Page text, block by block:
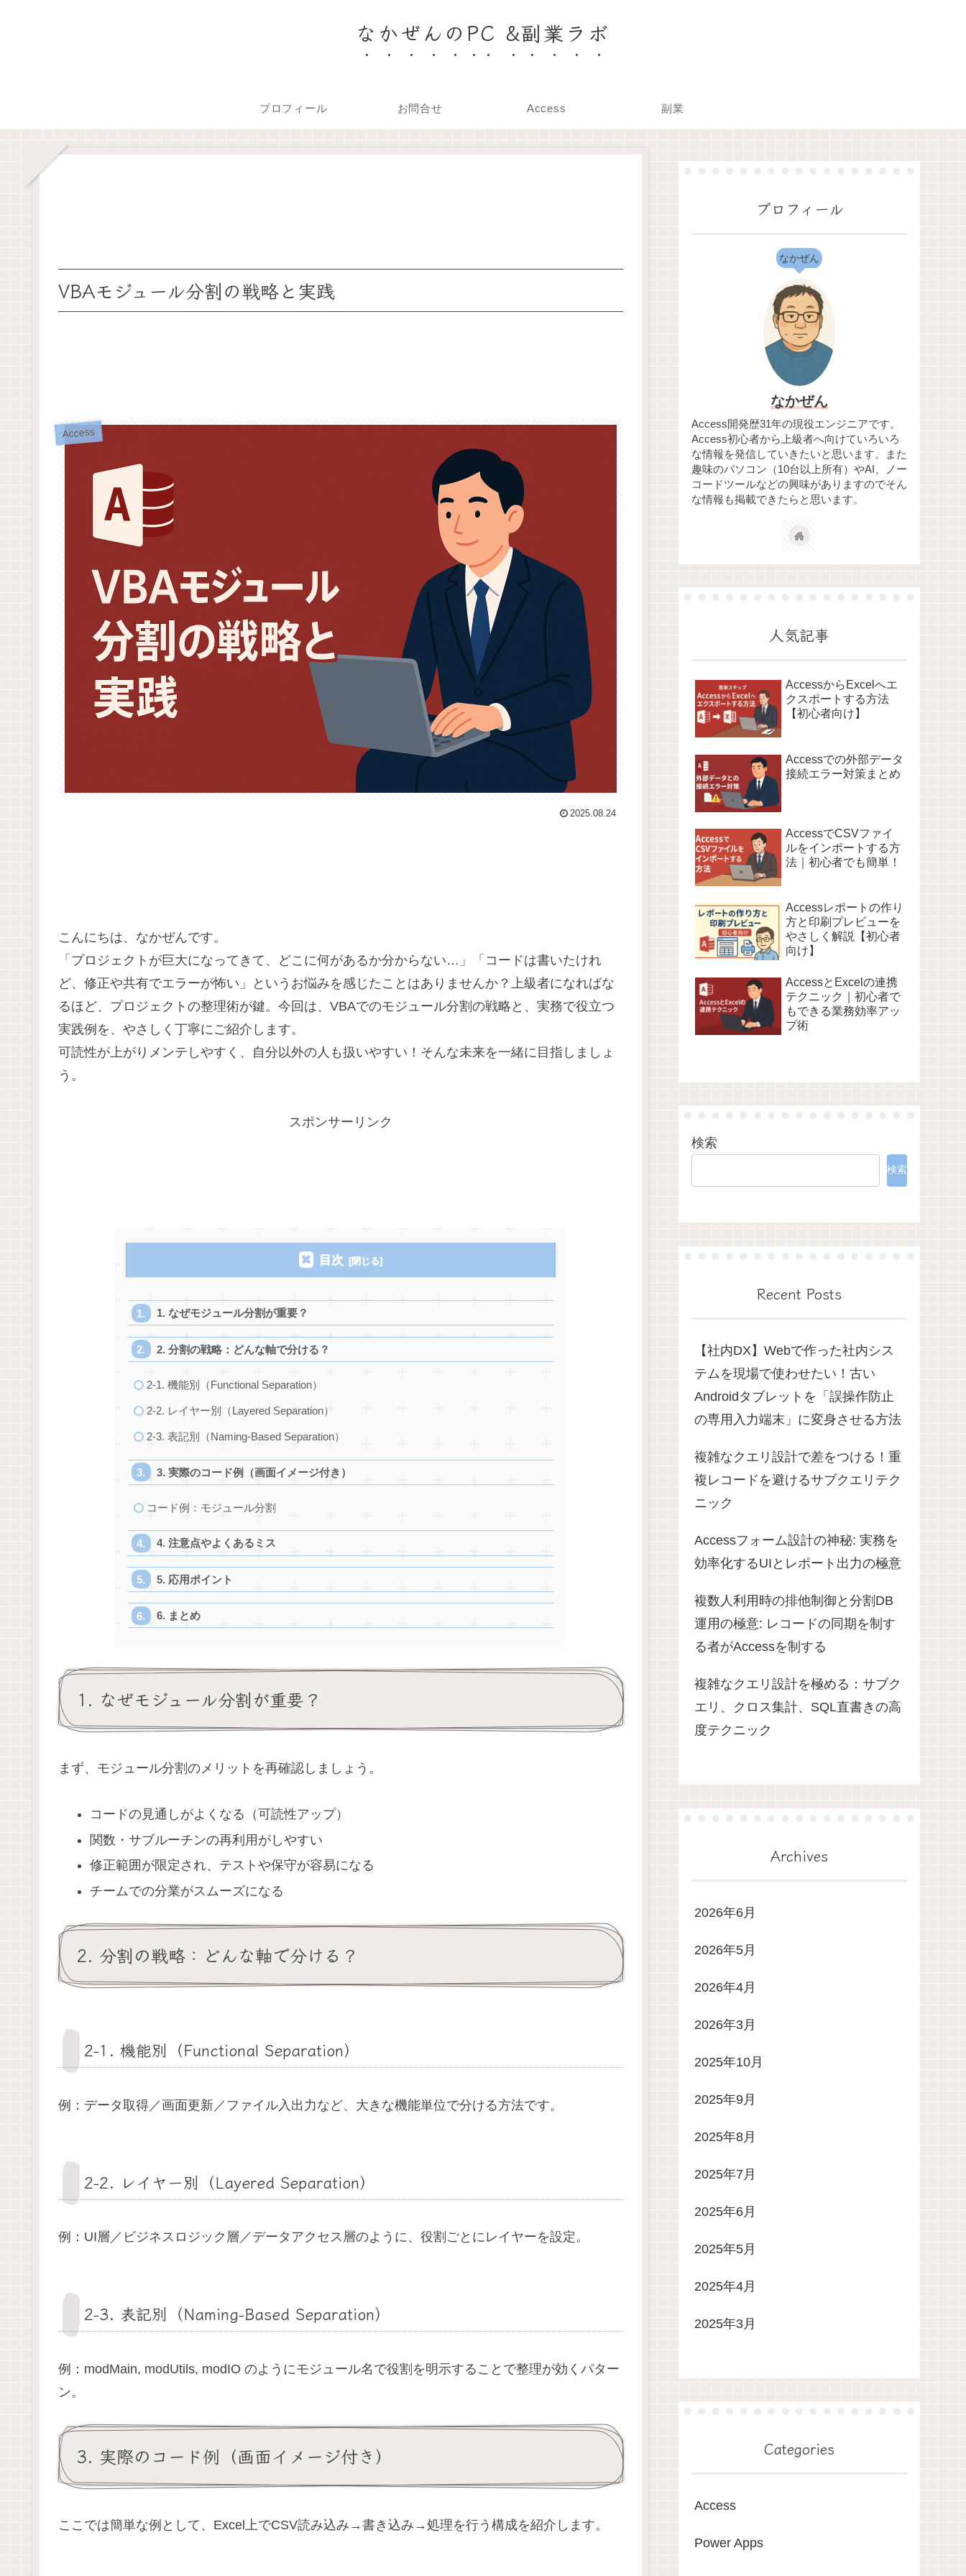
なかぜんのPC &副業ラボ
プロフィール お問合せ Access 副業
VBAモジュール分割の戦略と実践
Access
2025.08.24
こんにちは、なかぜんです。
「プロジェクトが巨大になってきて、どこに何があるか分からない…」「コードは書いたけれ
ど、修正や共有でエラーが怖い」というお悩みを感じたことはありませんか？上級者になればな
るほど、プロジェクトの整理術が鍵。今回は、VBAでのモジュール分割の戦略と、実務で役立つ
実践例を、やさしく丁寧にご紹介します。
可読性が上がりメンテしやすく、自分以外の人も扱いやすい！そんな未来を一緒に目指しましょ
う。
スポンサーリンク
目次
1. なぜモジュール分割が重要？
2. 分割の戦略：どんな軸で分ける？
2‑1. 機能別（Functional Separation）
2‑2. レイヤー別（Layered Separation）
2‑3. 表記別（Naming-Based Separation）
3. 実際のコード例（画面イメージ付き）
コード例：モジュール分割
4. 注意点やよくあるミス
5. 応用ポイント
6. まとめ
1. なぜモジュール分割が重要？
まず、モジュール分割のメリットを再確認しましょう。
コードの見通しがよくなる（可読性アップ）
関数・サブルーチンの再利用がしやすい
修正範囲が限定され、テストや保守が容易になる
チームでの分業がスムーズになる
2. 分割の戦略：どんな軸で分ける？
2‑1. 機能別（Functional Separation）
例：データ取得／画面更新／ファイル入出力など、大きな機能単位で分ける方法です。
2‑2. レイヤー別（Layered Separation）
例：UI層／ビジネスロジック層／データアクセス層のように、役割ごとにレイヤーを設定。
2‑3. 表記別（Naming-Based Separation）
例：modMain, modUtils, modIO のようにモジュール名で役割を明示することで整理が効くパター
ン。
3. 実際のコード例（画面イメージ付き）
ここでは簡単な例として、Excel上でCSV読み込み→書き込み→処理を行う構成を紹介します。
プロフィール
なかぜん
なかぜん
Access開発歴31年の現役エンジニアです。
Access初心者から上級者へ向けていろいろ
な情報を発信していきたいと思います。また
趣味のパソコン（10台以上所有）やAI、ノー
コードツールなどの興味がありますのでそん
な情報も掲載できたらと思います。
人気記事
AccessからExcelへエ
クスポートする方法
【初心者向け】
Accessでの外部データ
接続エラー対策まとめ
AccessでCSVファイ
ルをインポートする方
法｜初心者でも簡単！
Accessレポートの作り
方と印刷プレビューを
やさしく解説【初心者
向け】
AccessとExcelの連携
テクニック｜初心者で
もできる業務効率アッ
プ術
検索
検索
Recent Posts
【社内DX】Webで作った社内シス
テムを現場で使わせたい！古い
Androidタブレットを「誤操作防止
の専用入力端末」に変身させる方法
複雑なクエリ設計で差をつける！重
複レコードを避けるサブクエリテク
ニック
Accessフォーム設計の神秘: 実務を
効率化するUIとレポート出力の極意
複数人利用時の排他制御と分割DB
運用の極意: レコードの同期を制す
る者がAccessを制する
複雑なクエリ設計を極める：サブク
エリ、クロス集計、SQL直書きの高
度テクニック
Archives
2026年6月
2026年5月
2026年4月
2026年3月
2025年10月
2025年9月
2025年8月
2025年7月
2025年6月
2025年5月
2025年4月
2025年3月
Categories
Access
Power Apps